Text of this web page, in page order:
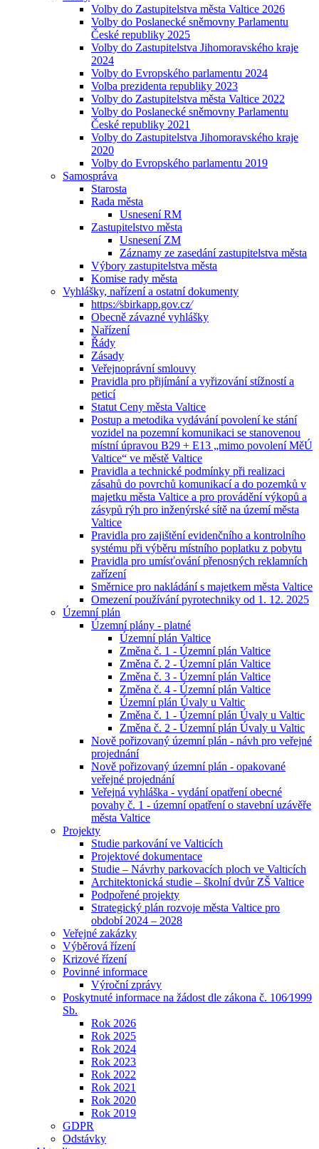
Volby do Zastupitelstva města Valtice 2026
Volby do Poslanecké sněmovny Parlamentu
České republiky 2025
Volby do Zastupitelstva Jihomoravského kraje
2024
Volby do Evropského parlamentu 2024
Volba prezidenta republiky 2023
Volby do Zastupitelstva města Valtice 2022
Volby do Poslanecké sněmovny Parlamentu
České republiky 2021
Volby do Zastupitelstva Jihomoravského kraje
2020
Volby do Evropského parlamentu 2019
Samospráva
Starosta
Rada města
Usnesení RM
Zastupitelstvo města
Usnesení ZM
Záznamy ze zasedání zastupitelstva města
Výbory zastupitelstva města
Komise rady města
Vyhlášky, nařízení a ostatní dokumenty
https:⁄⁄sbirkapp.gov.cz⁄
Obecně závazné vyhlášky
Nařízení
Řády
Zásady
Veřejnoprávní smlouvy
Pravidla pro přijímání a vyřizování stížností a
peticí
Statut Ceny města Valtice
Postup a metodika vydávání povolení ke stání
vozidel na pozemní komunikaci se stanovenou
místní úpravou B29 + E13 „mimo povolení MěÚ
Valtice“ ve městě Valtice
Pravidla a technické podmínky při realizaci
zásahů do povrchů komunikací a do pozemků v
majetku města Valtice a pro provádění výkopů a
zásypů rýh pro inženýrské sítě na území města
Valtice
Pravidla pro zajištění evidenčního a kontrolního
systému při výběru místního poplatku z pobytu
Pravidla pro umísťování přenosných reklamních
zařízení
Směrnice pro nakládání s majetkem města Valtice
Omezení používání pyrotechniky od 1. 12. 2025
Územní plán
Územní plány - platné
Územní plán Valtice
Změna č. 1 - Územní plán Valtice
Změna č. 2 - Územní plán Valtice
Změna č. 3 - Územní plán Valtice
Změna č. 4 - Územní plán Valtice
Územní plán Úvaly u Valtic
Změna č. 1 - Územní plán Úvaly u Valtic
Změna č. 2 - Územní plán Úvaly u Valtic
Nově pořizovaný územní plán - návh pro veřejné
projednání
Nově pořizovaný územní plán - opakované
veřejné projednání
Veřejná vyhláška - vydání opatření obecné
povahy č. 1 - územní opatření o stavební uzávěře
města Valtice
Projekty
Studie parkování ve Valticích
Projektové dokumentace
Studie – Návrhy parkovacích ploch ve Valticích
Architektonická studie – školní dvůr ZŠ Valtice
Podpořené projekty
Strategický plán rozvoje města Valtice pro
období 2024 – 2028
Veřejné zakázky
Výběrová řízení
Krizové řízení
Povinné informace
Výroční zprávy
Poskytnuté informace na žádost dle zákona č. 106⁄1999
Sb.
Rok 2026
Rok 2025
Rok 2024
Rok 2023
Rok 2022
Rok 2021
Rok 2020
Rok 2019
GDPR
Odstávky